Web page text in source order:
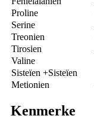
Proline
Serine
Treonien
Tirosien
Valine
Sisteïen +Sisteïen
Metionien
Kenmerke